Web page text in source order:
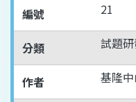
編號
21
分類 試題
作者 基隆